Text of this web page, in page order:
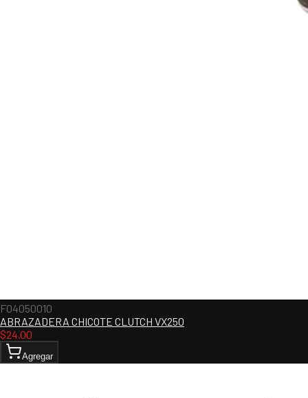
F04050010
ABRAZADERA CHICOTE CLUTCH VX250
$24.00
Agregar